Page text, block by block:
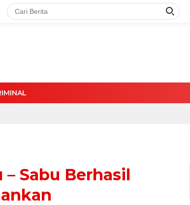
Sabu Berhasil